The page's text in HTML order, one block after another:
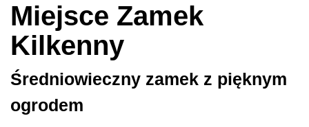
Miejsce Zamek
Kilkenny
Średniowieczny zamek z pięknym
ogrodem